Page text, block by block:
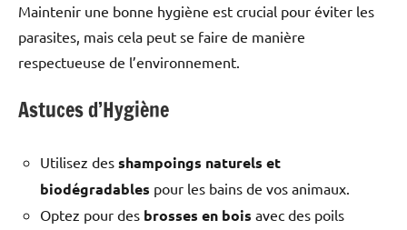
Maintenir une bonne hygiène est crucial pour éviter les
parasites, mais cela peut se faire de manière
respectueuse de l’environnement.
Astuces d’Hygiène
Utilisez des shampoings naturels et
biodégradables pour les bains de vos animaux.
Optez pour des brosses en bois avec des poils